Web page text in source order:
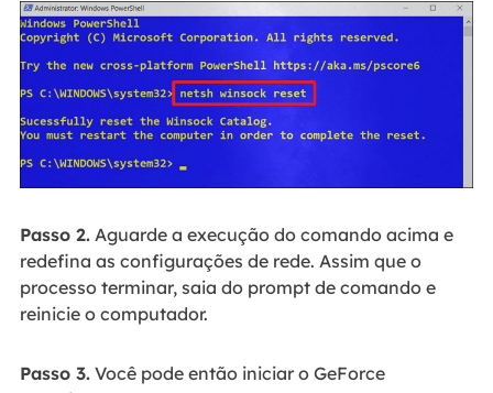
Passo 2.Aguarde a execução do comando acima e
redefina as configurações de rede. Assim que o
processo terminar, saia do prompt de comando e
reinicie o computador.
Passo 3.Você pode então iniciar o GeForce